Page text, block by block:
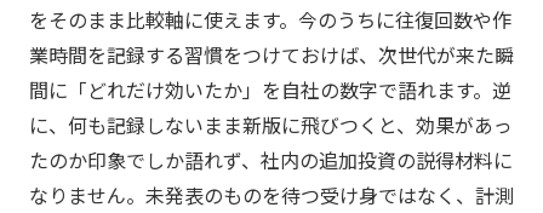
をそのまま比較軸に使えます。今のうちに往復回数や作
業時間を記録する習慣をつけておけば、次世代が来た瞬
間に「どれだけ効いたか」を自社の数字で語れます。逆
に、何も記録しないまま新版に飛びつくと、効果があっ
たのか印象でしか語れず、社内の追加投資の説得材料に
なりません。未発表のものを待つ受け身ではなく、計測